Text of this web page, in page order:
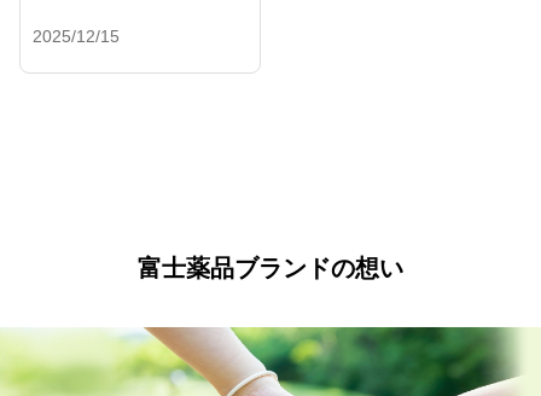
2025/12/15
富士薬品ブランドの想い